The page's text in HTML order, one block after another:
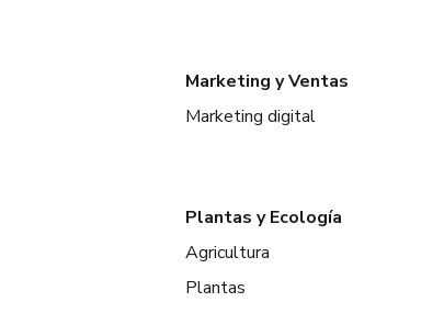
Marketing y Ventas
Marketing digital
Plantas y Ecología
Agricultura
Plantas